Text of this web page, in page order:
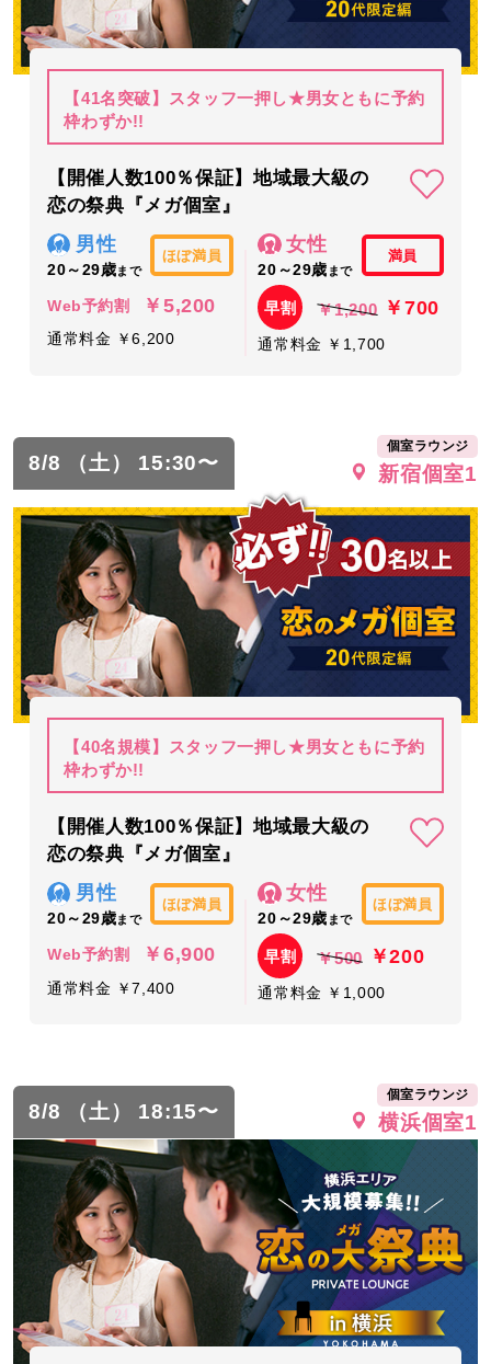
【41名突破】スタッフ一押し★男女ともに予約
枠わずか!!
【開催人数100％保証】地域最大級の
恋の祭典『メガ個室』
男性
20～29歳まで
ほぼ満員
Web予約割 ￥5,200
通常料金 ￥6,200
女性
20～29歳 まで
満員
早割 ￥1,200 ￥700
通常料金 ￥1,700
8/8 （土） 15:30〜
個室ラウンジ
新宿個室1
【40名規模】スタッフ一押し★男女ともに予約
枠わずか!!
【開催人数100％保証】地域最大級の
恋の祭典『メガ個室』
男性
20～29歳まで
ほぼ満員
Web予約割 ￥6,900
通常料金 ￥7,400
女性
20～29歳 まで
ほぼ満員
早割 ￥500 ￥200
通常料金 ￥1,000
8/8 （土） 18:15〜
個室ラウンジ
横浜個室1